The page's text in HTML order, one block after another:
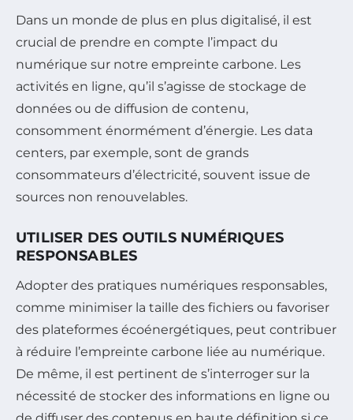
Dans un monde de plus en plus digitalisé, il est
crucial de prendre en compte l’impact du
numérique sur notre empreinte carbone. Les
activités en ligne, qu’il s’agisse de stockage de
données ou de diffusion de contenu,
consomment énormément d’énergie. Les data
centers, par exemple, sont de grands
consommateurs d’électricité, souvent issue de
sources non renouvelables.
UTILISER DES OUTILS NUMÉRIQUES
RESPONSABLES
Adopter des pratiques numériques responsables,
comme minimiser la taille des fichiers ou favoriser
des plateformes écoénergétiques, peut contribuer
à réduire l’empreinte carbone liée au numérique.
De même, il est pertinent de s’interroger sur la
nécessité de stocker des informations en ligne ou